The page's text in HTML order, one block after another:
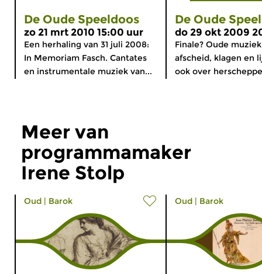
De Oude Speeldoos
zo 21 mrt 2010 15:00 uur
Een herhaling van 31 juli 2008:
In Memoriam Fasch. Cantates
en instrumentale muziek van...
De Oude
do 29 okt 2009
Finale? Oude
afscheid, klagen en
ook over
Meer van
programmamaker
Irene Stolp
Oud | Barok Oud | Barok